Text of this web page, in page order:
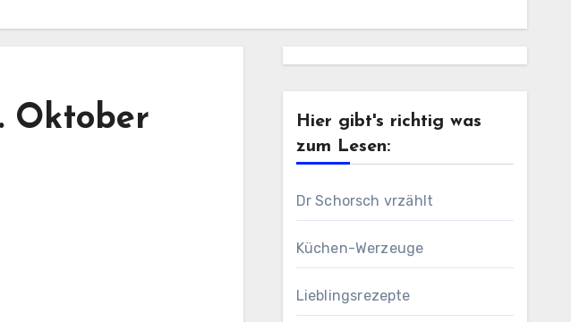
Oktober
Hier gibt's richtig was
zum Lesen:
Dr Schorsch vrzählt
Küchen-Werzeuge
Lieblingsrezepte